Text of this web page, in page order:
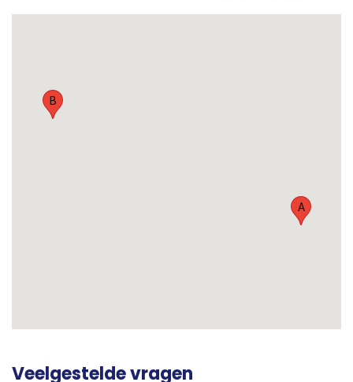
A
B
Veelgestelde vragen